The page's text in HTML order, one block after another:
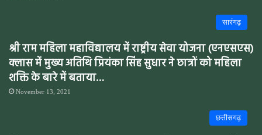
सारंगढ़
श्री राम महिला महाविद्यालय में राष्ट्रीय सेवा योजना (एनएसएस)
क्लास में मुख्य अतिथि प्रियंका सिंह सुधार ने छात्रों को महिला
शक्ति के बारे में बताया…
November 13, 2021
छत्तीसगढ़